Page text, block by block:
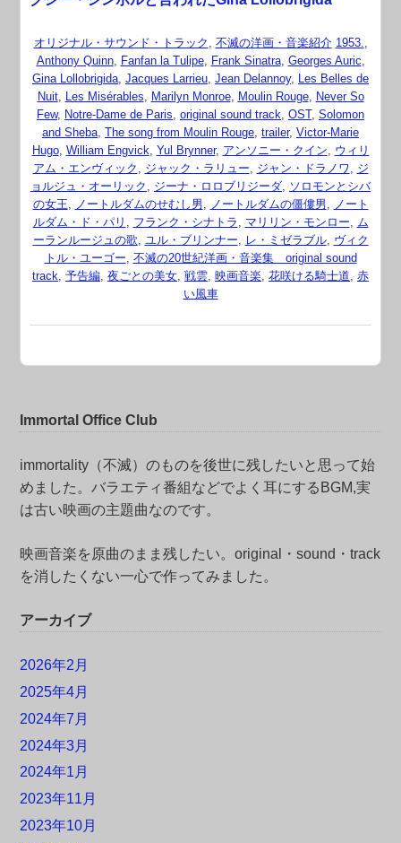
オリジナル・サウンド・トラック , 不滅の洋画・音楽紹介 1953.,
Anthony Quinn, Fanfan la Tulipe, Frank Sinatra, Georges Auric,
Gina Lollobrigida, Jacques Larrieu, Jean Delannoy, Les Belles de
Nuit, Les Misérables, Marilyn Monroe, Moulin Rouge, Never So
Few, Notre-Dame de Paris, original sound track, OST, Solomon
and Sheba, The song from Moulin Rouge, trailer, Victor-Marie
Hugo, William Engvick, Yul Brynner, アンソニー・クイン, ウィリ
アム・エンヴィック , ジャック・ラリュー, ジャン・ドラノワ , ジ
ョルジュ・オーリック , ジーナ・ロロブリジーダ, ソロモンとシバ
の女王, ノートルダムのせむし男 , ノートルダムの僵僂男 , ノート
ルダム・ド・パリ , フランク・シナトラ , マリリン・モンロー, ム
ーランルージュの歌, ユル・ブリンナー, レ・ミゼラブル, ヴィク
トル・ユーゴー, 不滅の20世紀洋画・音楽集 original sound
track, 予告編, 夜ごとの美女, 戦雲, 映画音楽, 花咲ける騎士道, 赤
い風車
Immortal Office Club
immortality（不滅）のものを後世に残したいと思って始
めました。バラエティ番組などでよく耳にするBGM,実
は古い映画の主題曲なのです。
映画音楽を原曲のまま残したい。original・sound・track
を消したくない一心で作ってみました。
アーカイブ
2026年2月
2025年4月
2024年7月
2024年3月
2024年1月
2023年11月
2023年10月